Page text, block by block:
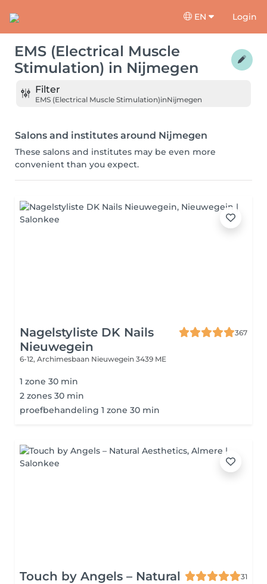
EN Login
EMS (Electrical Muscle
Stimulation) in Nijmegen
Filter
EMS (Electrical Muscle Stimulation)inNijmegen
Salons and institutes around Nijmegen
These salons and institutes may be even more
convenient than you expect.
Nagelstyliste DK Nails
Nieuwegein
367
6-12, Archimesbaan Nieuwegein 3439 ME
1 zone 30 min
2 zones 30 min
proefbehandeling 1 zone 30 min
Touch by Angels – Natural
31